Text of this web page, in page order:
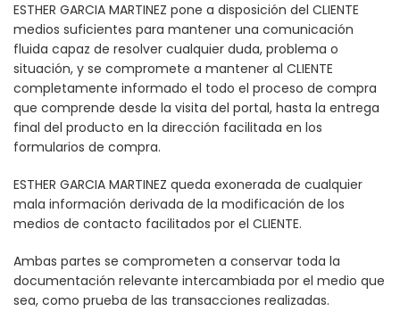
ESTHER GARCIA MARTINEZ pone a disposición del CLIENTE
medios suficientes para mantener una comunicación
fluida capaz de resolver cualquier duda, problema o
situación, y se compromete a mantener al CLIENTE
completamente informado el todo el proceso de compra
que comprende desde la visita del portal, hasta la entrega
final del producto en la dirección facilitada en los
formularios de compra.
ESTHER GARCIA MARTINEZ queda exonerada de cualquier
mala información derivada de la modificación de los
medios de contacto facilitados por el CLIENTE.
Ambas partes se comprometen a conservar toda la
documentación relevante intercambiada por el medio que
sea, como prueba de las transacciones realizadas.